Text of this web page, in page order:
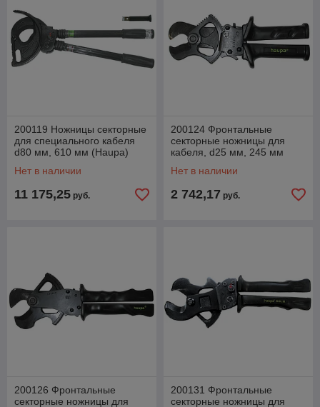
200119 Ножницы секторные
для специального кабеля
d80 мм, 610 мм (Haupa)
Нет в наличии
11 175,25 руб.
200124 Фронтальные
секторные ножницы для
кабеля, d25 мм, 245 мм
Нет в наличии
2 742,17 руб.
200126 Фронтальные
секторные ножницы для
200131 Фронтальные
секторные ножницы для